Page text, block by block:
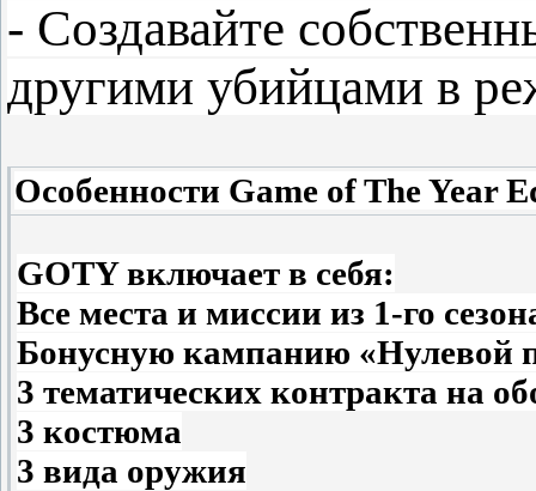
- Создавайте
другими убийцами в
Особенности Game of The Year
GOTY включает в себя:
Все места и миссии из 1-го
Бонусную кампанию «Нулевой
3 тематических контракта на
3 костюма
3 вида оружия